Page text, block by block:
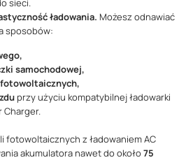
sieci.
ładowania. Możesz odnawiać
sposobów:
samochodowej,
przy użyciu kompatybilnej ładowarki
Charger.
fotowoltaicznych z ładowaniem AC
akumulatora nawet do około75